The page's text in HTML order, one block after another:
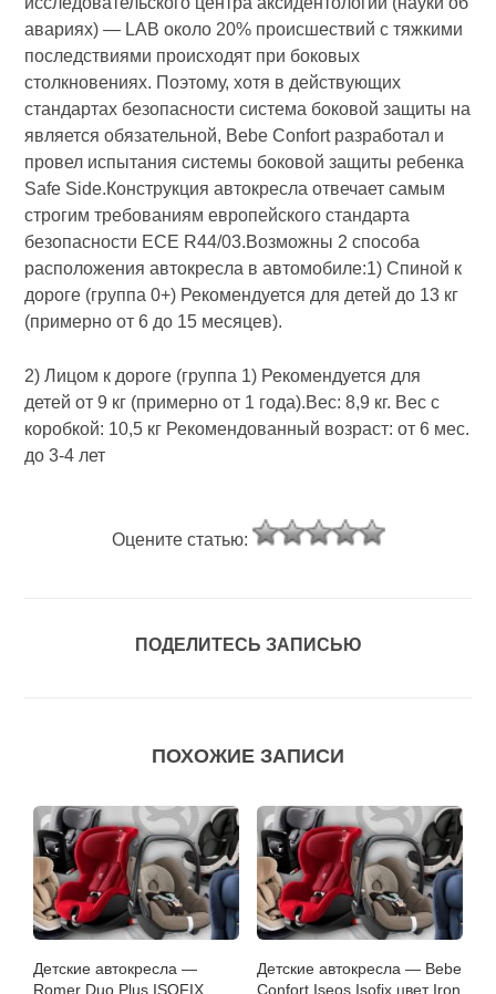
авариях) — LAB около 20% проиcшествий с тяжкими
последствиями происходят при боковых
столкновениях. Поэтому, хотя в действующих
стандартах безопасности система боковой защиты на
является обязательной, Bebe Confort разработал и
провел испытания системы боковой защиты ребенка
Safe Side.Конструкция автокресла отвечает самым
строгим требованиям европейского стандарта
безопасности ECE R44/03.Возможны 2 способа
расположения автокресла в автомобиле:1) Спиной к
дороге (группа 0+) Рекомендуется для детей до 13 кг
(примерно от 6 до 15 месяцев).
2) Лицом к дороге (группа 1) Рекомендуется для
детей от 9 кг (примерно от 1 года).Вес: 8,9 кг. Вес с
коробкой: 10,5 кг Рекомендованный возраст: от 6 мес.
до 3-4 лет
Оцените статью:
ПОДЕЛИТЕСЬ ЗАПИСЬЮ
ПОХОЖИЕ ЗАПИСИ
Детские автокресла —
Romer Duo Plus ISOFIX
Детские автокресла — Bebe
Confort Iseos Isofix цвет Iron